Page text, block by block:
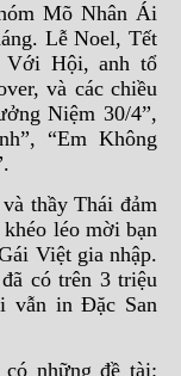
Mõ Nhân Ái
Lễ Noel, Tết
Với Hội, anh tổ
và các chiều
Niệm 30/4”,
“Em Không
thầy Thái đảm
léo mời bạn
Việt gia nhập.
có trên 3 triệu
vẫn in Đặc San
những đề tài: